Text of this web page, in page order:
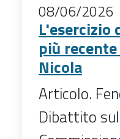
08/06/2026
L'esercizio
più
Nicola
Articolo.
Dibattito